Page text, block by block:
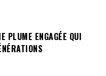
PLUME ENGAGÉE QUI